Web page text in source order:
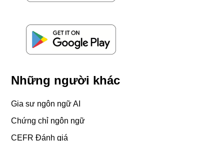
Những người khác
Gia sư ngôn ngữ AI
Chứng chỉ ngôn ngữ
CEFR Đánh giá